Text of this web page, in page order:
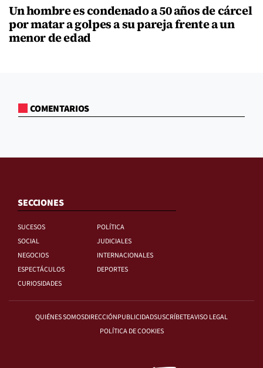
Un hombre es condenado a 50 años de cárcel
por matar a golpes a su pareja frente a un
menor de edad
COMENTARIOS
SECCIONES
SUCESOS
POLÍTICA
SOCIAL
JUDICIALES
NEGOCIOS
INTERNACIONALES
ESPECTÁCULOS
DEPORTES
CURIOSIDADES
QUIÉNES SOMOSDIRECCIÓNPUBLICIDADSUSCRÍBETEAVISO LEGAL
POLÍTICA DE COOKIES